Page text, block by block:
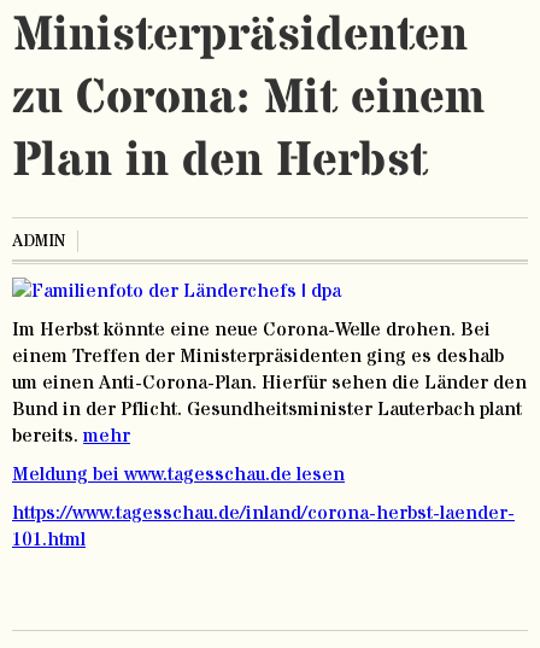
Ministerpräsidenten
zu Corona: Mit einem
Plan in den Herbst
ADMIN
Im Herbst könnte eine neue Corona-Welle drohen. Bei
einem Treffen der Ministerpräsidenten ging es deshalb
um einen Anti-Corona-Plan. Hierfür sehen die Länder den
Bund in der Pflicht. Gesundheitsminister Lauterbach plant
bereits. mehr
Meldung bei www.tagesschau.de lesen
https://www.tagesschau.de/inland/corona-herbst-laender-
101.html